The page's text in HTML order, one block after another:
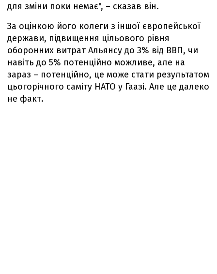
для зміни поки немає", – сказав він.
За оцінкою його колеги з іншої європейської
держави, підвищення цільового рівня
оборонних витрат Альянсу до 3% від ВВП, чи
навіть до 5% потенційно можливе, але на
зараз – потенційно, це може стати результатом
цьогорічного саміту НАТО у Гаазі. Але це далеко
не факт.